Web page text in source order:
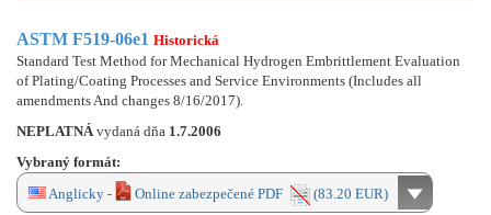
ASTM F519-06e1 Historická
Standard Test Method for Mechanical Hydrogen Embrittlement Evaluation
of Plating/Coating Processes and Service Environments (Includes all
amendments And changes 8/16/2017).
NEPLATNÁ vydaná dňa 1.7.2006
Vybraný formát:
Anglicky -
Online zabezpečené PDF (83.20 EUR)